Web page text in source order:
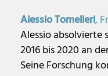
Alessio Tomelleri,
Alessio absolvierte
2016 bis 2020 an
Seine Forschung